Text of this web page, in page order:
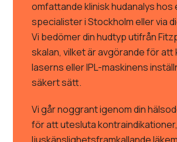
omfattande klinisk hudanalys hos
specialister i Stockholm eller via
Vi bedömer din hudtyp utifrån
skalan, vilket är avgörande för att
laserns eller IPL-maskinens
säkert sätt.
Vi går noggrant igenom din
för att utesluta
ljuskänslighetsframkallande